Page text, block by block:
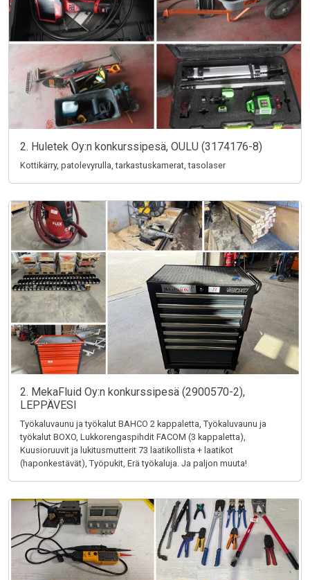
2. Huletek Oy:n konkurssipesä, OULU (3174176-8)
Kottikärry, patolevyrulla, tarkastuskamerat, tasolaser
2. MekaFluid Oy:n konkurssipesä (2900570-2),
LEPPÄVESI
Työkaluvaunu ja työkalut BAHCO 2 kappaletta, Työkaluvaunu ja
työkalut BOXO, Lukkorengaspihdit FACOM (3 kappaletta),
Kuusioruuvit ja lukitusmutterit 73 laatikollista + laatikot
(haponkestävät), Työpukit, Erä työkaluja. Ja paljon muuta!